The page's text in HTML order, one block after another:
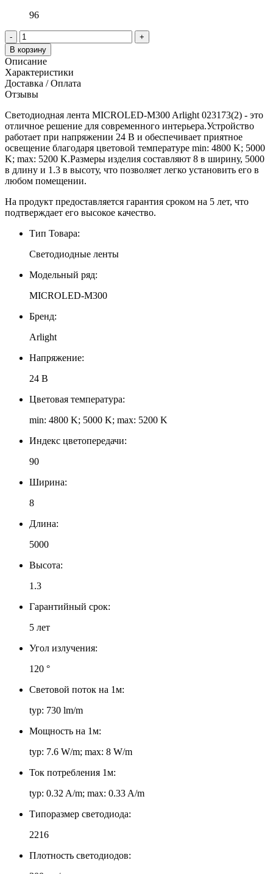
96
-
+
В корзину
Описание
Характеристики
Доставка / Оплата
Отзывы
Светодиодная лента MICROLED-M300 Arlight 023173(2) - это
отличное решение для современного интерьера.Устройство
работает при напряжении 24 В и обеспечивает приятное
освещение благодаря цветовой температуре min: 4800 K; 5000
K; max: 5200 K.Размеры изделия составляют 8 в ширину, 5000
в длину и 1.3 в высоту, что позволяет легко установить его в
любом помещении.
На продукт предоставляется гарантия сроком на 5 лет, что
подтверждает его высокое качество.
Тип Товара:
Светодиодные ленты
Модельный ряд:
MICROLED-M300
Бренд:
Arlight
Напряжение:
24 В
Цветовая температура:
min: 4800 K; 5000 K; max: 5200 K
Индекс цветопередачи:
90
Ширина:
8
Длина:
5000
Высота:
1.3
Гарантийный срок:
5 лет
Угол излучения:
120 °
Световой поток на 1м:
typ: 730 lm/m
Мощность на 1м:
typ: 7.6 W/m; max: 8 W/m
Ток потребления 1м:
typ: 0.32 A/m; max: 0.33 A/m
Типоразмер светодиода:
2216
Плотность светодиодов: